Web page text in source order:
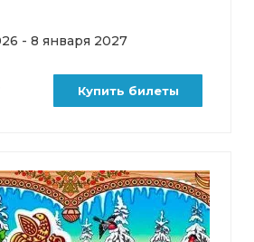
- 8 января 2027
Купить билеты